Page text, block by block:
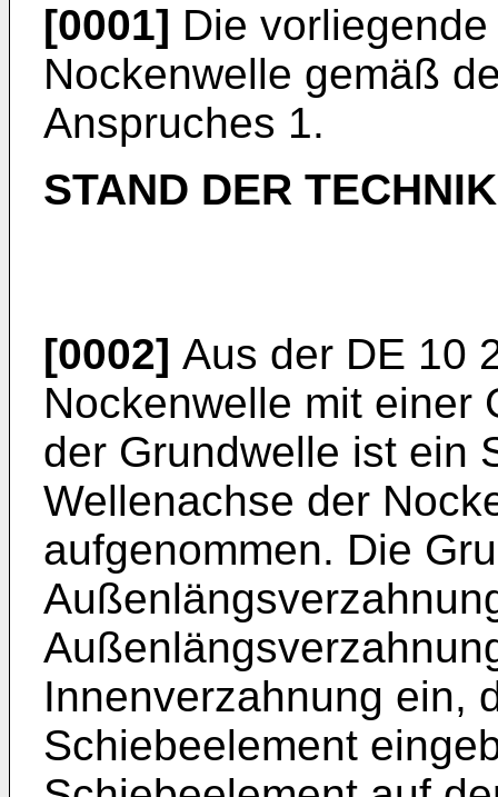
[0001] Die
Nockenwelle gemäß
Anspruches 1.
STAND DER TECHNIK
[0002] Aus der DE 10
Nockenwelle mit einer
der Grundwelle ist ein
Wellenachse der
aufgenommen. Die
Innenverzahnung ein,
Schiebeelement